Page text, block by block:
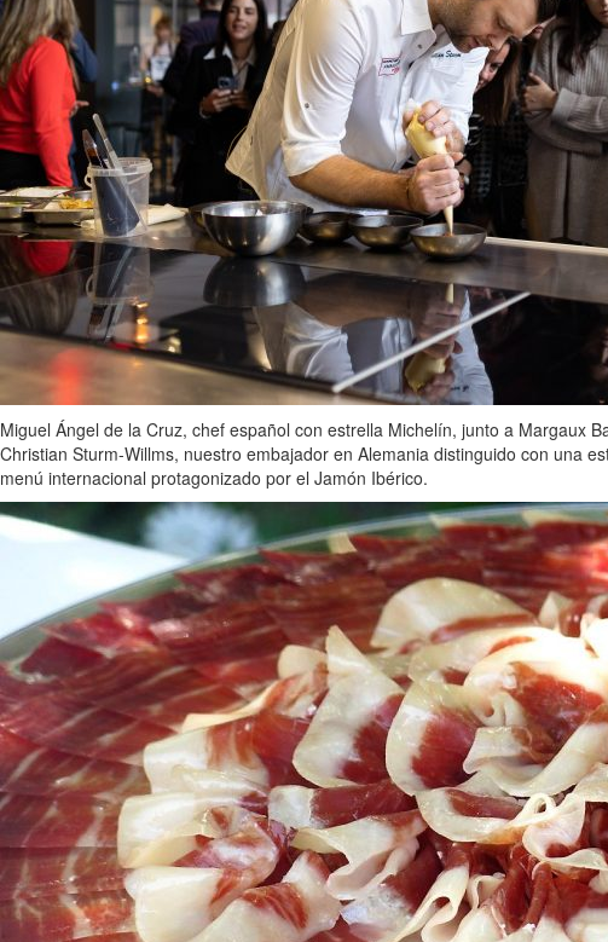
Miguel Ángel de la Cruz, chef español con estrella Michelín, junto a Margaux
Christian Sturm-Willms, nuestro embajador en Alemania distinguido con una
menú internacional protagonizado por el Jamón Ibérico.